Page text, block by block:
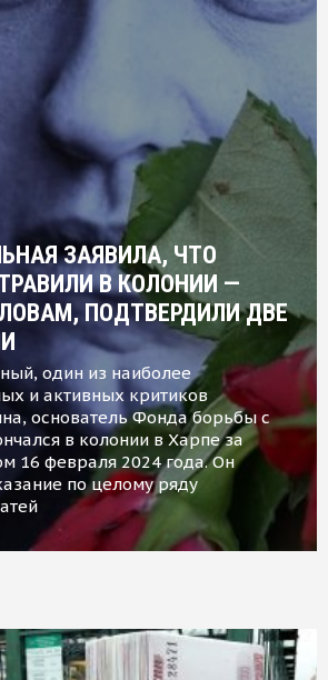
ЗАЯВИЛА, ЧТО
В КОЛОНИИ —
ПОДТВЕРДИЛИ ДВЕ
один из наиболее
и активных критиков
основатель Фонда борьбы с
в колонии в Харпе за
16 февраля 2024 года. Он
по целому ряду